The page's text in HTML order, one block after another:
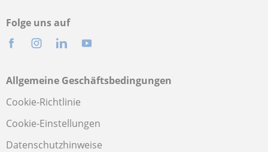
Folge uns auf
Allgemeine Geschäftsbedingungen
Cookie-Richtlinie
Cookie-Einstellungen
Datenschutzhinweise